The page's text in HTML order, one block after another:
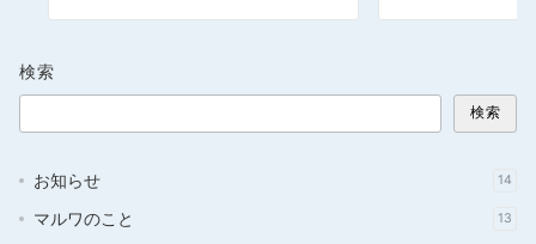
検索
検索
お知らせ 14
マルワのこと 13